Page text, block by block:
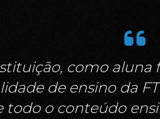
como
de ensino da
todo o conteúdo